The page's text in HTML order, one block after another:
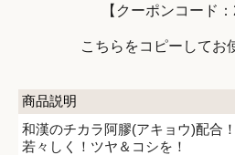
【クーポンコード
こちらをコピーしてお
商品説明
和漢のチカラ阿膠(アキョウ)配合！
若々しく！ツヤ＆コシを！